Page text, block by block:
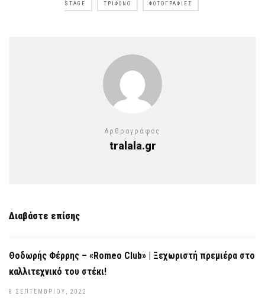
STAGE ΤΡΊΦΩΝΟ ΦΩΤΟΓΡΑΦΊΕΣ
Αρθρογράφος
tralala.gr
Διαβάστε επίσης
Θοδωρής Φέρρης – «Romeo Club» | Ξεχωριστή πρεμιέρα στο
καλλιτεχνικό του στέκι!
8 ΣΕΠΤΕΜΒΡΊΟΥ, 2022